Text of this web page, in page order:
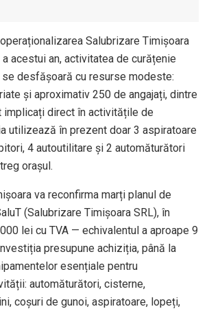
Salubrizare Timișoara
a acestui an, activitatea de curățenie
se desfășoară cu resurse modeste:
și aproximativ 250 de angajați, dintre
implicați direct în activitățile de
utilizează în prezent doar 3 aspiratoare
4 autoutilitare și 2 automăturători
orașul.
va reconfirma marți planul de
(Salubrizare Timișoara SRL), în
lei cu TVA — echivalentul a aproape 9
presupune achiziția, până la
esențiale pentru
automăturători, cisterne,
coșuri de gunoi, aspiratoare, lopeți,